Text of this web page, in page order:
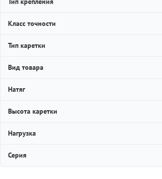
Класс точности
Тип каретки
Вид товара
Натяг
Высота каретки
Нагрузка
Серия